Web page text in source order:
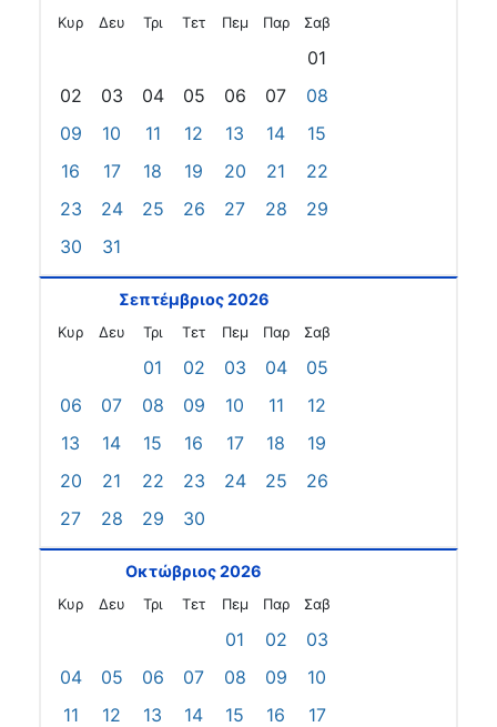
Κυρ Δευ Τρι Τετ Πεμ Παρ Σαβ
01
02
03 04 05 06 07
08
09
10 11 12 13 14
15
16
17 18 19 20 21
22
23
24 25 26 27 28
29
30
31
Σεπτέμβριος 2026
Κυρ Δευ Τρι Τετ Πεμ Παρ Σαβ
01 02 03 04
05
06
07 08 09 10 11
12
13
14 15 16 17 18
19
20
21 22 23 24 25
26
27
28 29 30
Οκτώβριος 2026
Κυρ Δευ Τρι Τετ Πεμ Παρ Σαβ
01 02
03
04
05 06 07 08 09
10
11
12 13 14 15 16
17